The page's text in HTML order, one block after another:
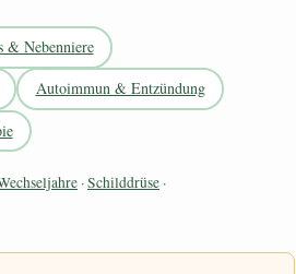
& Nebenniere
Autoimmun & Entzündung
·Schilddrüse ·